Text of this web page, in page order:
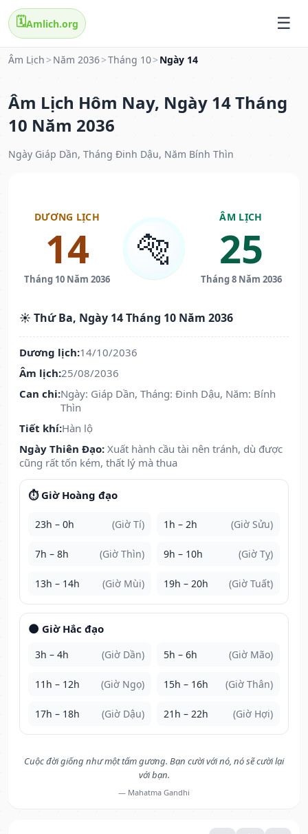
🗓️Amlich.org
Âm Lịch > Năm 2036>Tháng 10> Ngày 14
Âm Lịch Hôm Nay, Ngày 14 Tháng
10 Năm 2036
Ngày Giáp Dần, Tháng Đinh Dậu, Năm Bính Thìn
DƯƠNG LỊCH
14
Tháng 10 Năm 2036
🐅
ÂM LỊCH
25
Tháng 8 Năm 2036
☀️ Thứ Ba, Ngày 14 Tháng 10 Năm 2036
Dương lịch:14/10/2036
Âm lịch:25/08/2036
Can chi:Ngày: Giáp Dần, Tháng: Đinh Dậu, Năm: Bính
Thìn
Tiết khí:Hàn lộ
Ngày Thiên Đạo: Xuất hành cầu tài nên tránh, dù được
cũng rất tốn kém, thất lý mà thua
⏱️ Giờ Hoàng đạo
23h – 0h (Giờ Tí) 1h – 2h (Giờ Sửu)
7h – 8h (Giờ Thìn) 9h – 10h (Giờ Tỵ)
13h – 14h (Giờ Mùi) 19h – 20h (Giờ Tuất)
🌑 Giờ Hắc đạo
3h – 4h (Giờ Dần) 5h – 6h (Giờ Mão)
11h – 12h (Giờ Ngọ) 15h – 16h (Giờ Thân)
17h – 18h (Giờ Dậu) 21h – 22h (Giờ Hợi)
Cuộc đời giống như một tấm gương. Bạn cười với nó, nó sẽ cười lại
với bạn.
— Mahatma Gandhi